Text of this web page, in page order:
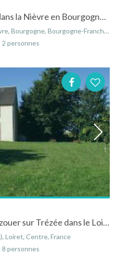
Gîte à Neuvy-sur-Loire dans la Nièvre en Bourgogne dans un hameau au calme
Bourgogne-Franche-Comté, France
2 personnes
Gîte "La Tortillerie" à Ouzouer sur Trézée dans le Loiret dans le Centre
Loiret, Centre, France
8 personnes